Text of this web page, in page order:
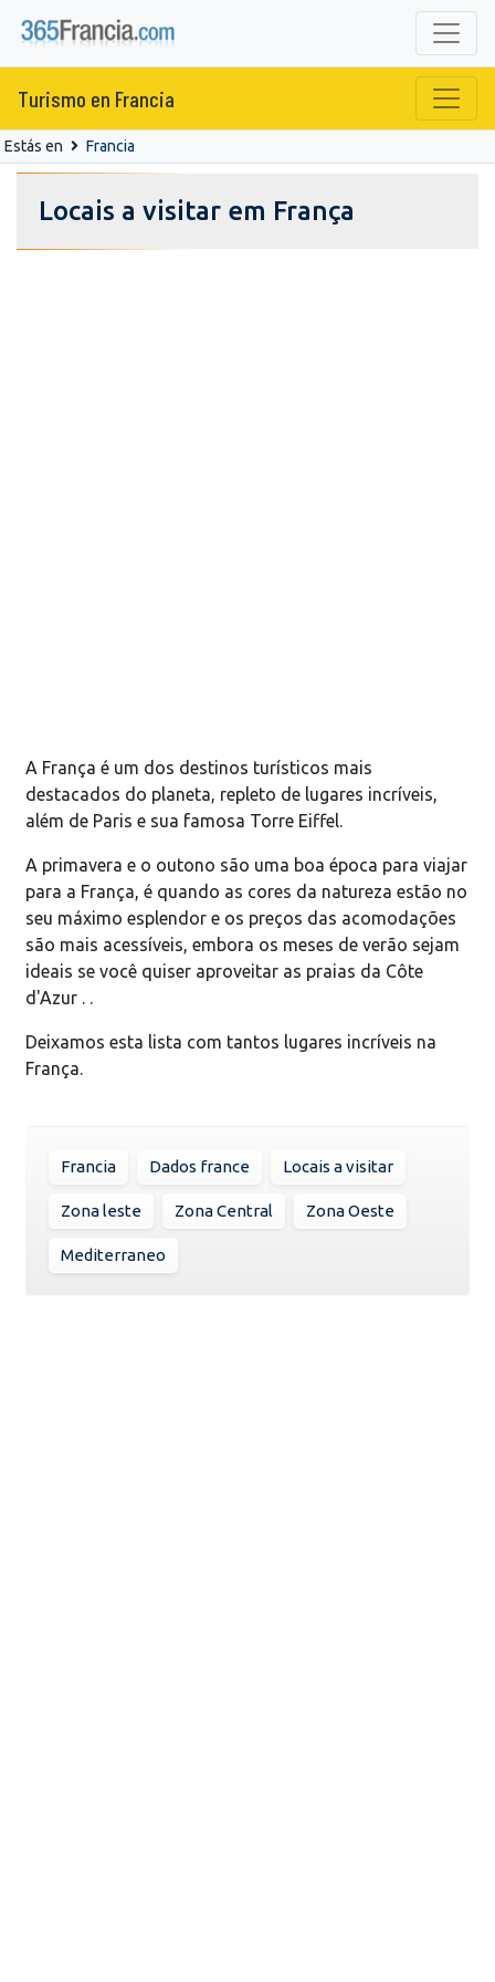
Turismo en Francia
Estás en Francia
Locais a visitar em França
A França é um dos destinos turísticos mais
destacados do planeta, repleto de lugares incríveis,
além de Paris e sua famosa Torre Eiffel.
A primavera e o outono são uma boa época para viajar
para a França, é quando as cores da natureza estão no
seu máximo esplendor e os preços das acomodações
são mais acessíveis, embora os meses de verão sejam
ideais se você quiser aproveitar as praias da Côte
d'Azur . .
Deixamos esta lista com tantos lugares incríveis na
França.
Francia Dados france Locais a visitar
Zona leste Zona Central Zona Oeste
Mediterraneo